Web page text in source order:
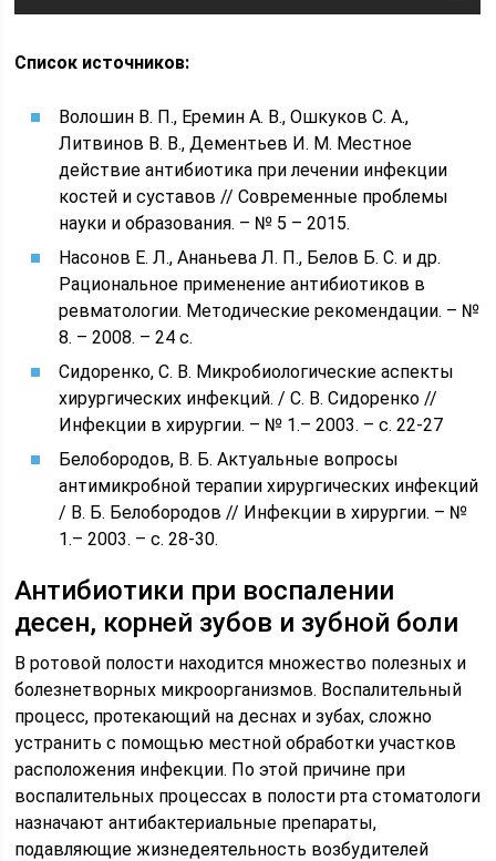
Список источников:
Волошин В. П., Еремин А. В., Ошкуков С. А.,
Литвинов В. В., Дементьев И. М. Местное
действие антибиотика при лечении инфекции
костей и суставов // Современные проблемы
науки и образования. – № 5 – 2015.
Насонов Е. Л., Ананьева Л. П., Белов Б. С. и др.
Рациональное применение антибиотиков в
ревматологии. Методические рекомендации. – №
8. – 2008. – 24 с.
Сидоренко, С. В. Микробиологические аспекты
хирургических инфекций. / С. В. Сидоренко //
Инфекции в хирургии. – № 1.– 2003. – с. 22-27
Белобородов, В. Б. Актуальные вопросы
антимикробной терапии хирургических инфекций
/ В. Б. Белобородов // Инфекции в хирургии. – №
1.– 2003. – с. 28-30.
Антибиотики при воспалении
десен, корней зубов и зубной боли
В ротовой полости находится множество полезных и
болезнетворных микроорганизмов. Воспалительный
процесс, протекающий на деснах и зубах, сложно
устранить с помощью местной обработки участков
расположения инфекции. По этой причине при
воспалительных процессах в полости рта стоматологи
назначают антибактериальные препараты,
подавляющие жизнедеятельность возбудителей